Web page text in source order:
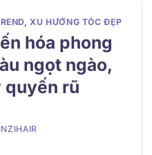
,XU HƯỚNG TÓC ĐẸP
hóa phong
ngọt ngào,
quyến rũ